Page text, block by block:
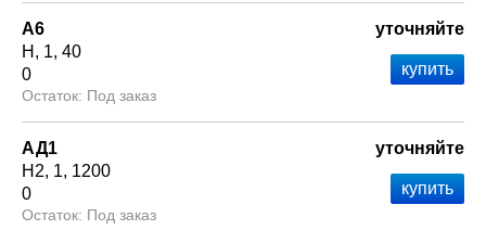
А6
Н
1 40
0
Под заказ
уточняйте
АД1
Н2 1 1200
0
Под заказ
уточняйте